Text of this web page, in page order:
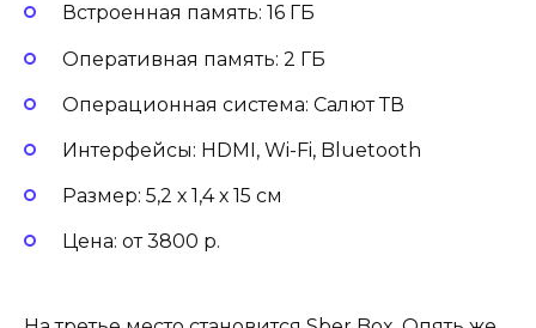
Встроенная память: 16 ГБ
Оперативная память: 2 ГБ
Операционная система: Салют ТВ
Интерфейсы: HDMI, Wi-Fi, Bluetooth
Размер: 5,2 х 1,4 х 15 см
Цена: от 3800 р.